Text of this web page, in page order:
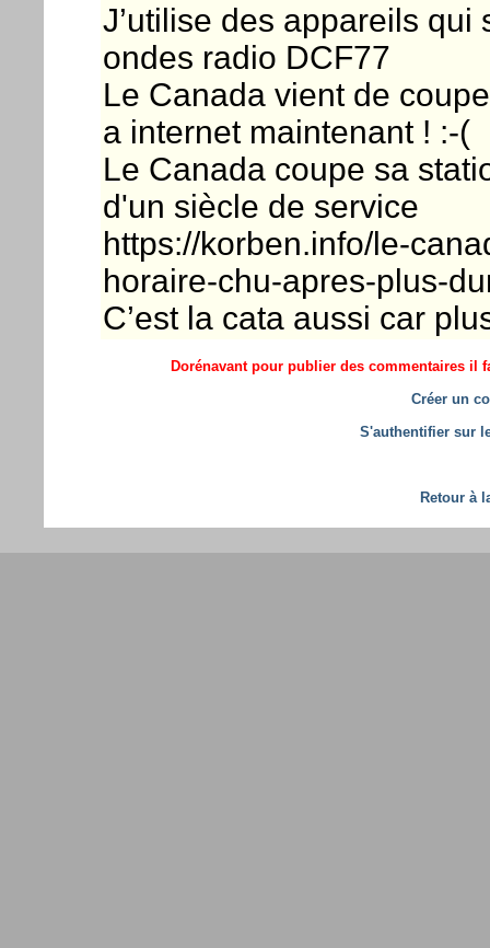
J’utilise des appareils
ondes radio DCF77
Le Canada vient de
a internet maintenant ! :-(
Le Canada coupe sa
d'un siècle de service
https://korben.info/le-
horaire-chu-apres-plus-
C’est la cata aussi car
Dorénavant pour publier des commentaires il
Créer un
S'authentifier sur
Retour à